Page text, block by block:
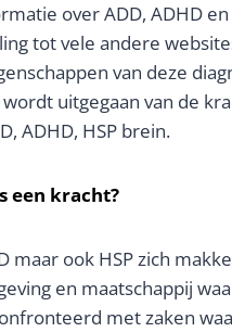
over ADD, ADHD en
tot vele andere
van deze
uitgegaan van de
ADHD, HSP brein.
een kracht?
maar ook HSP zich
en maatschappij
met zaken